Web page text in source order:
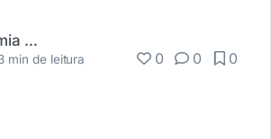
Academia Médica
min de leitura 0 0 0